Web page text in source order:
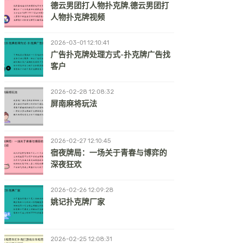
德云男团打人物扑克牌,德云男团打
人物扑克牌视频
2026-03-01 12:10:41
广告扑克牌处理方式-扑克牌广告找
客户
2026-02-28 12:08:32
屏南麻将玩法
2026-02-27 12:10:45
宿夜牌局：一场关于青春与博弈的
深夜狂欢
2026-02-26 12:09:28
姚记扑克牌厂家
2026-02-25 12:08:31